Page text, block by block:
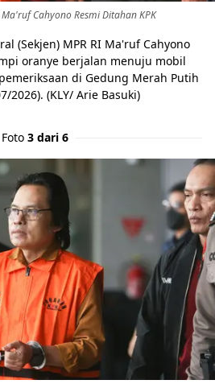
Cahyono Resmi Ditahan KPK
(Sekjen) MPR RI Ma'ruf Cahyono
oranye berjalan menuju mobil
di Gedung Merah Putih
2026). (KLY/ Arie Basuki)
Foto 3 dari 6